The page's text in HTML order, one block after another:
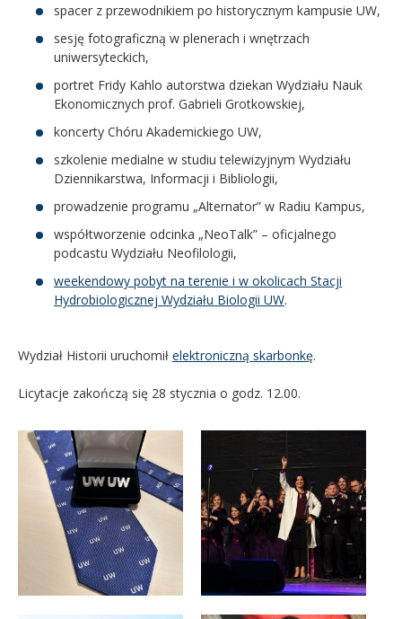
spacer z przewodnikiem po historycznym kampusie UW,
sesję fotograficzną w plenerach i wnętrzach
uniwersyteckich,
portret Fridy Kahlo autorstwa dziekan Wydziału Nauk
Ekonomicznych prof. Gabrieli Grotkowskiej,
koncerty Chóru Akademickiego UW,
szkolenie medialne w studiu telewizyjnym Wydziału
Dziennikarstwa, Informacji i Bibliologii,
prowadzenie programu „Alternator” w Radiu Kampus,
współtworzenie odcinka „NeoTalk” – oficjalnego
podcastu Wydziału Neofilologii,
weekendowy pobyt na terenie i w okolicach Stacji
Hydrobiologicznej Wydziału Biologii UW.
Wydział Historii uruchomił elektroniczną skarbonkę.
Licytacje zakończą się 28 stycznia o godz. 12.00.